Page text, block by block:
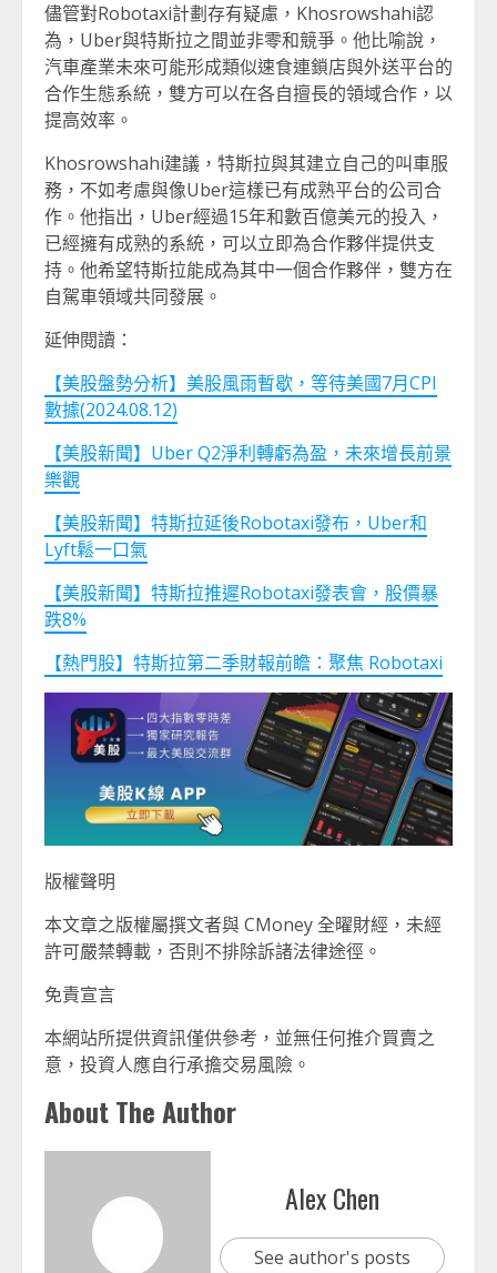
儘管對Robotaxi計劃存有疑慮，Khosrowshahi認
為，Uber與特斯拉之間並非零和競爭。他比喻說，
汽車產業未來可能形成類似速食連鎖店與外送平台的
合作生態系統，雙方可以在各自擅長的領域合作，以
提高效率。
Khosrowshahi建議，特斯拉與其建立自己的叫車服
務，不如考慮與像Uber這樣已有成熟平台的公司合
作。他指出，Uber經過15年和數百億美元的投入，
已經擁有成熟的系統，可以立即為合作夥伴提供支
持。他希望特斯拉能成為其中一個合作夥伴，雙方在
自駕車領域共同發展。
延伸閱讀：
【美股盤勢分析】美股風雨暫歇，等待美國7月CPI
數據(2024.08.12)
【美股新聞】Uber Q2淨利轉虧為盈，未來增長前景
樂觀
【美股新聞】特斯拉延後Robotaxi發布，Uber和
Lyft鬆一口氣
【美股新聞】特斯拉推遲Robotaxi發表會，股價暴
跌8%
【熱門股】特斯拉第二季財報前瞻：聚焦 Robotaxi
版權聲明
本文章之版權屬撰文者與 CMoney 全曜財經，未經
許可嚴禁轉載，否則不排除訴諸法律途徑。
免責宣言
本網站所提供資訊僅供參考，並無任何推介買賣之
意，投資人應自行承擔交易風險。
About The Author
Alex Chen
See author's posts